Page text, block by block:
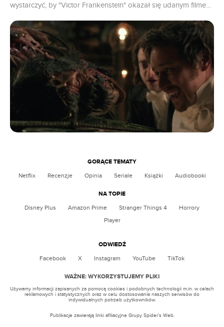
wystarczyć, by "Victor Frankenstein" okazał się udanym filmem.
WAŻNE: WYKORZYSTUJEMY PLIKI
Używamy informacji zapisanych za pomocą cookies i podobnych technologii m.in. w celach
reklamowych i statystycznych oraz w celu dostosowania naszych serwisów do
indywidualnych potrzeb użytkowników.
Publikacje zawierają linki afiliacyjne Grupy Spider’s Web.
GORĄCE TEMATY
Netflix Recenzje Opinia Seriale Książki Audiobooki
NA TOPIE
Disney Plus Amazon Prime Stranger Things 4
Horrory
Player
ODWIEDŹ
Facebook X Instagram YouTube TikTok